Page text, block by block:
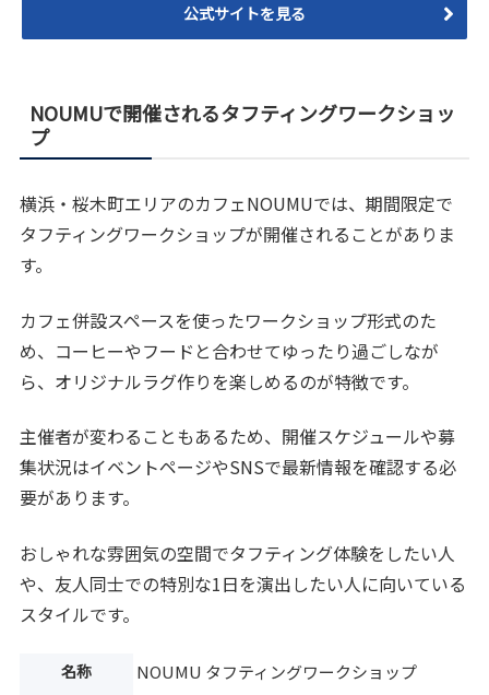
公式サイトを見る
NOUMUで開催されるタフティングワークショッ
プ
横浜・桜木町エリアのカフェNOUMUでは、期間限定で
タフティングワークショップが開催されることがありま
す。
カフェ併設スペースを使ったワークショップ形式のた
め、コーヒーやフードと合わせてゆったり過ごしなが
ら、オリジナルラグ作りを楽しめるのが特徴です。
主催者が変わることもあるため、開催スケジュールや募
集状況はイベントページやSNSで最新情報を確認する必
要があります。
おしゃれな雰囲気の空間でタフティング体験をしたい人
や、友人同士での特別な1日を演出したい人に向いている
スタイルです。
名称 NOUMU タフティングワークショップ